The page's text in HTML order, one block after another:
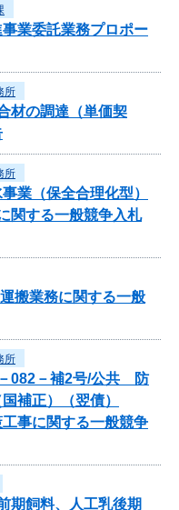
業委託業務プロポー
所
材の調達（単価契
所
業（保全合理化型）
関する一般競争入札
搬業務に関する一般
所
082－補2号/公共 防
補正）（翌債）
工事に関する一般競争
期飼料、人工乳後期